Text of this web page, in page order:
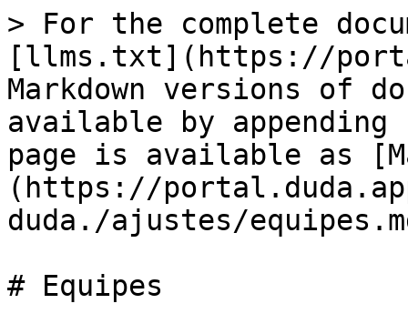
> For the complete
[llms.txt](https://
Markdown versions of
available by
page is available as
(https://
duda./ajustes/
# Equipes